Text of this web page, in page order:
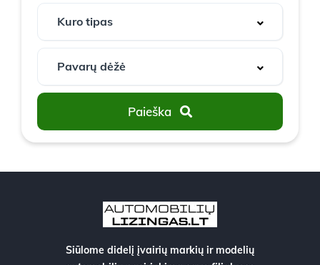
Paieška
Siūlome didelį įvairių markių ir modelių